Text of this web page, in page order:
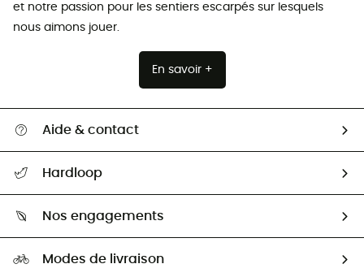
et notre passion pour les sentiers escarpés sur lesquels
nous aimons jouer.
En savoir +
Aide & contact
Guide des tailles
Seconde Main
Hardloop
HardGuides
Nos engagements
Modes de livraison